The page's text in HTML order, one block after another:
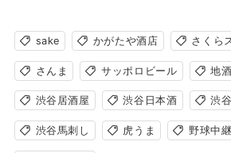
sake かがたや酒店 さくら
さんま サッポロビール 地酒
渋谷居酒屋 渋谷日本酒 渋
渋谷馬刺し 虎うま 野球中継